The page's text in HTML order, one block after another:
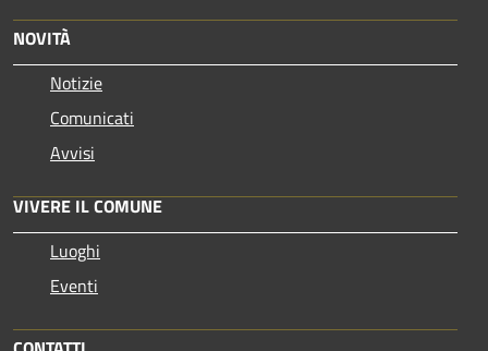
NOVITÀ
Notizie
Comunicati
Avvisi
VIVERE IL COMUNE
Luoghi
Eventi